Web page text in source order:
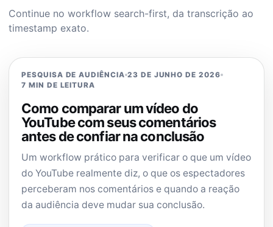
Continue no workflow search-first, da transcrição ao
timestamp exato.
PESQUISA DE AUDIÊNCIA 23 DE JUNHO DE 2026
7 MIN DE LEITURA
Como comparar um vídeo do
YouTube com seus comentários
antes de confiar na conclusão
Um workflow prático para verificar o que um vídeo
do YouTube realmente diz, o que os espectadores
perceberam nos comentários e quando a reação
da audiência deve mudar sua conclusão.